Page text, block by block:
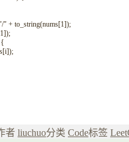
" + to_string(nums[1]);
1]);
{
[i]);
者 liuchuo分类 Code标签